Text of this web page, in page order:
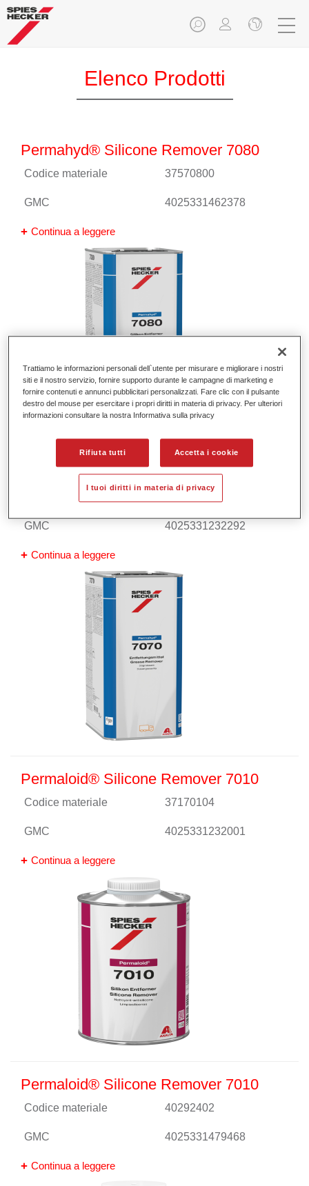
Elenco Prodotti
Permahyd® Silicone Remover 7080
Codice materiale 37570800
GMC 4025331462378
Continua a leggere
Permahyd® Wax and Grease Remover
GMC 4025331232292
Continua a leggere
Permaloid® Silicone Remover 7010
Codice materiale 37170104
GMC 4025331232001
Continua a leggere
Permaloid® Silicone Remover 7010
Codice materiale 40292402
GMC 4025331479468
Continua a leggere
Trattiamo le informazioni personali dell`utente per misurare e migliorare i nostri
siti e il nostro servizio, fornire supporto durante le campagne di marketing e
fornire contenuti e annunci pubblicitari personalizzati. Fare clic con il pulsante
destro del mouse per esercitare i propri diritti in materia di privacy. Per ulteriori
informazioni consultare la nostra Informativa sulla privacy
Rifiuta tutti Accetta i cookie
I tuoi diritti in materia di privacy